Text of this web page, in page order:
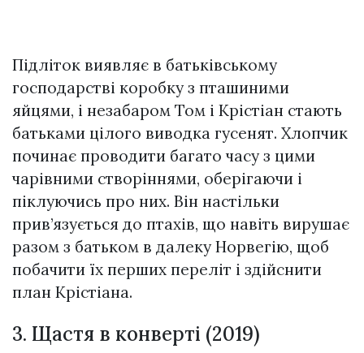
Підліток виявляє в батьківському
господарстві коробку з пташиними
яйцями, і незабаром Том і Крістіан стають
батьками цілого виводка гусенят. Хлопчик
починає проводити багато часу з цими
чарівними створіннями, оберігаючи і
піклуючись про них. Він настільки
прив’язується до птахів, що навіть вирушає
разом з батьком в далеку Норвегію, щоб
побачити їх перших переліт і здійснити
план Крістіана.
3. Щастя в конверті (2019)